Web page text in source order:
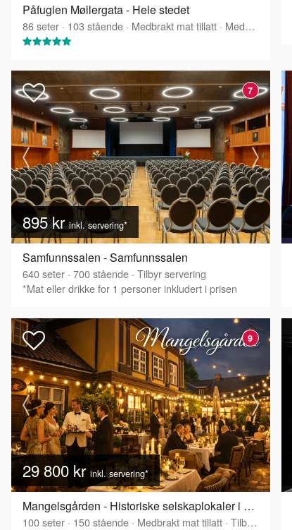
Påfuglen Møllergata - Hele stedet
86seter · 103 stående · Medbrakt mat tillatt · Medbrakt drikke tillatt
7
895 krinkl. servering*
Samfunnssalen - Samfunnssalen
640seter · 700stående · Tilbyr servering
*Mat eller drikke for 1 personer inkludert i prisen
9
29 800 kr inkl. servering*
Mangelsgården - Historiske selskaplokaler i Oslo sentrum
100seter · 150stående · Medbrakt mat tillatt · Tilbyr servering